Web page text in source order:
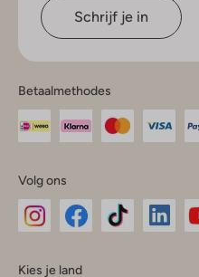
Schrijf je in
Betaalmethodes
Volg ons
Kies je land